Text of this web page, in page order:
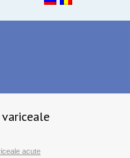
acute